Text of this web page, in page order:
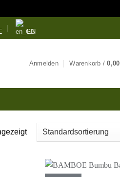
EN
Anmelden Warenkorb /0,00